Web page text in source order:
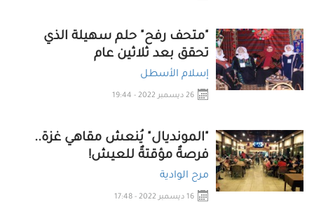
"متحف رفح" حلم سهيلة الذي
تحقق بعد ثلاثين عام
إسلام الأسطل
26 ديسمبر 2022 - 19:44
"المونديال" يُنعش مقاهي غزة..
فرصةٌ مؤقتةٌ للعيش!
مرح الوادية
16 ديسمبر 2022 - 17:48